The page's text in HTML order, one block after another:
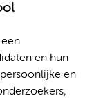
een
en hun
en